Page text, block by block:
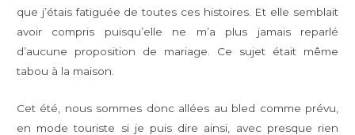
que j’étais fatiguée de toutes ces histoires. Et elle semblait
avoir compris puisqu’elle ne m’a plus jamais reparlé
d’aucune proposition de mariage. Ce sujet était même
tabou à la maison.
Cet été, nous sommes donc allées au bled comme prévu,
en mode touriste si je puis dire ainsi, avec presque rien